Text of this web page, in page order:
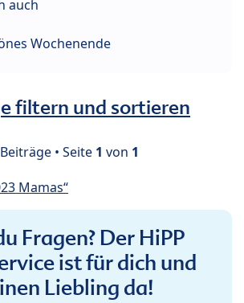
auch
Wochenende
filtern und sortieren
• Seite 1 von 1
Mamas“
Fragen? Der HiPP
ist für dich und
Liebling da!